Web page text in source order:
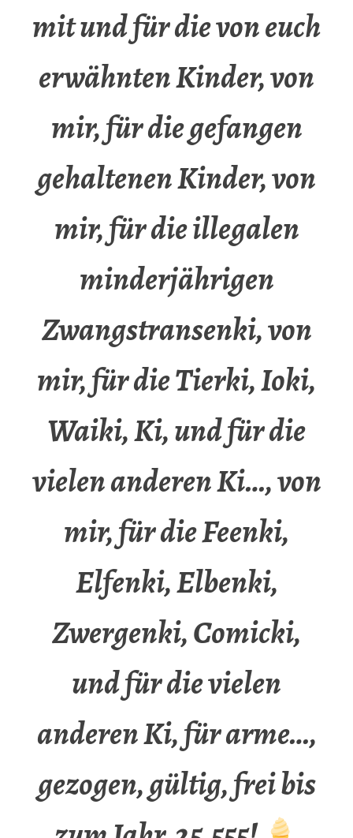
mit und für die von euch
erwähnten Kinder, von
mir, für die gefangen
gehaltenen Kinder, von
mir, für die illegalen
minderjährigen
Zwangstransenki, von
mir, für die Tierki, Ioki,
Waiki, Ki, und für die
vielen anderen Ki…, von
mir, für die Feenki,
Elfenki, Elbenki,
Zwergenki, Comicki,
und für die vielen
anderen Ki, für arme…,
gezogen, gültig, frei bis